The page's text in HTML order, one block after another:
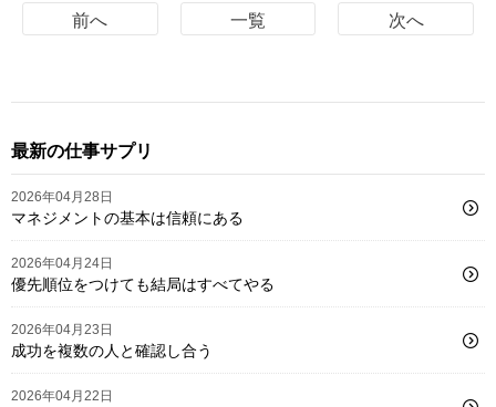
前へ 一覧 次へ
最新の仕事サプリ
2026年04月28日
マネジメントの基本は信頼にある
2026年04月24日
優先順位をつけても結局はすべてやる
2026年04月23日
成功を複数の人と確認し合う
2026年04月22日